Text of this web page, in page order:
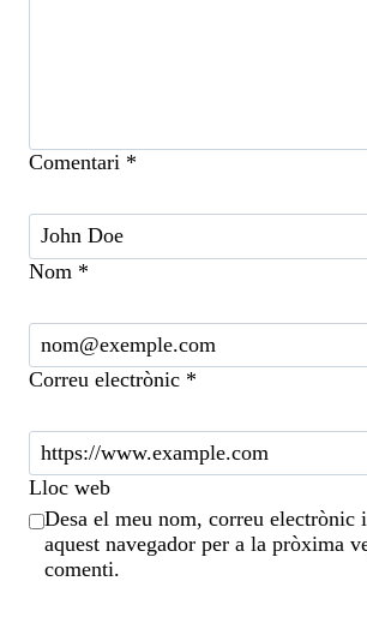
Comentari *
Nom *
Correu electrònic *
Lloc web
Desa el meu nom, correu electrònic
aquest navegador per a la pròxima
comenti.